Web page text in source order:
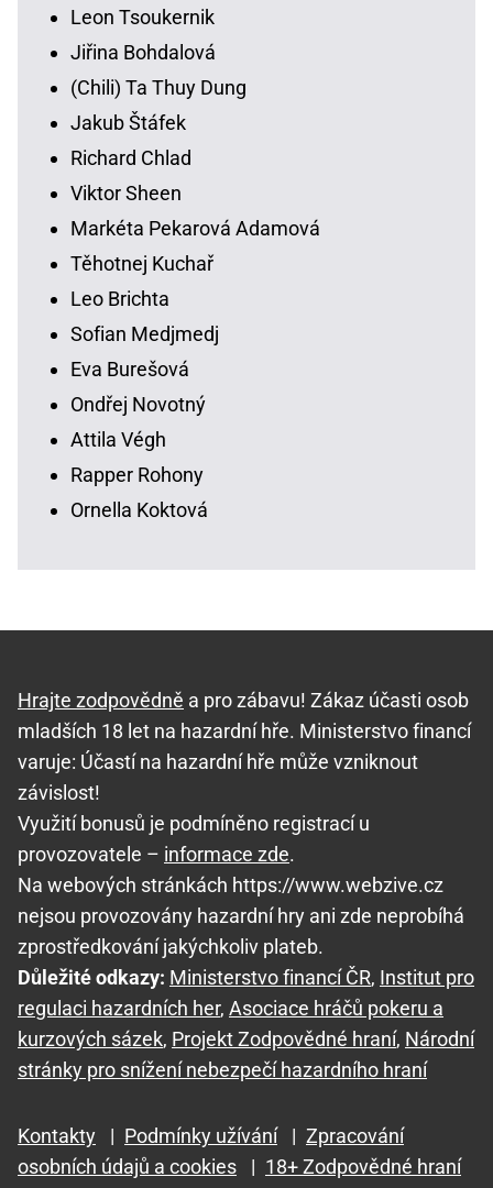
Leon Tsoukernik
Jiřina Bohdalová
(Chili) Ta Thuy Dung
Jakub Štáfek
Richard Chlad
Viktor Sheen
Markéta Pekarová Adamová
Těhotnej Kuchař
Leo Brichta
Sofian Medjmedj
Eva Burešová
Ondřej Novotný
Attila Végh
Rapper Rohony
Ornella Koktová
Hrajte zodpovědně a pro zábavu! Zákaz účasti osob
mladších 18 let na hazardní hře. Ministerstvo financí
varuje: Účastí na hazardní hře může vzniknout
závislost!
Využití bonusů je podmíněno registrací u
provozovatele – informace zde.
Na webových stránkách https://www.webzive.cz
nejsou provozovány hazardní hry ani zde neprobíhá
zprostředkování jakýchkoliv plateb.
Důležité odkazy: Ministerstvo financí ČR, Institut pro
regulaci hazardních her, Asociace hráčů pokeru a
kurzových sázek, Projekt Zodpovědné hraní, Národní
stránky pro snížení nebezpečí hazardního hraní
Kontakty | Podmínky užívání | Zpracování
osobních údajů a cookies
| 18+ Zodpovědné hraní